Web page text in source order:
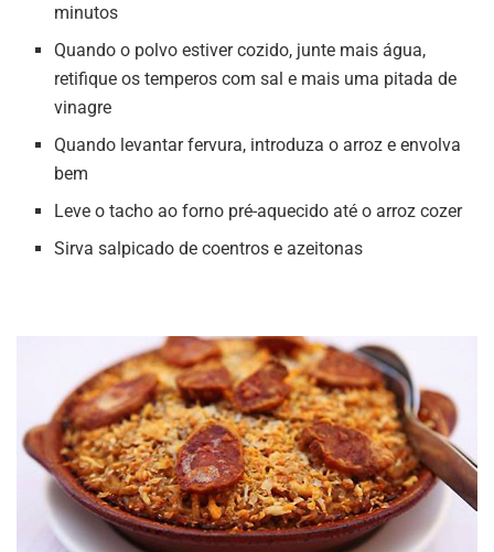
minutos
Quando o polvo estiver cozido, junte mais água,
retifique os temperos com sal e mais uma pitada de
vinagre
Quando levantar fervura, introduza o arroz e envolva
bem
Leve o tacho ao forno pré-aquecido até o arroz cozer
Sirva salpicado de coentros e azeitonas